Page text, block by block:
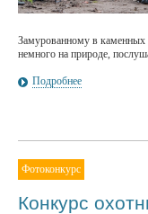
Замурованному в каменных
немного на природе,
Подробнее
Фотоконкурс
Конкурс